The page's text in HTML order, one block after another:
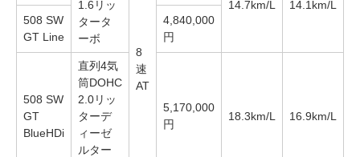
1.6リッ
タータ
ーボ
8
速
AT
14.7km/L
14.1km/L
508 SW
GT Line
4,840,000
円
508 SW
GT
BlueHDi
直列4気
筒DOHC
2.0リッ
ターデ
ィーゼ
ルター
5,170,000
円
18.3km/L 16.9km/L